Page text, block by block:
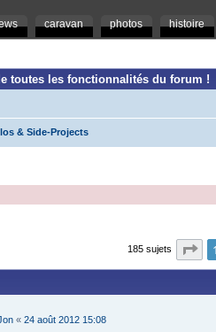
caravan photos histoire
toutes les fonctionnalités du forum !
& Side-Projects
185 sujets
« 24 août 2012 15:08